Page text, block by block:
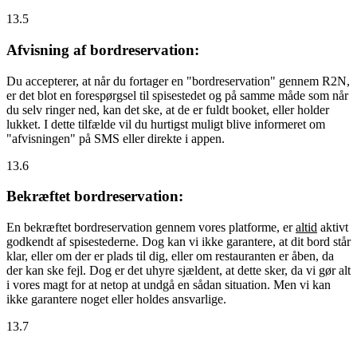
13.5
Afvisning af bordreservation:
Du accepterer, at når du fortager en "bordreservation" gennem R2N,
er det blot en forespørgsel til spisestedet og på samme måde som når
du selv ringer ned, kan det ske, at de er fuldt booket, eller holder
lukket. I dette tilfælde vil du hurtigst muligt blive informeret om
"afvisningen" på SMS eller direkte i appen.
13.6
Bekræftet bordreservation:
En bekræftet bordreservation gennem vores platforme, eraltid aktivt
godkendt af spisestederne. Dog kan vi ikke garantere, at dit bord står
klar, eller om der er plads til dig, eller om restauranten er åben, da
der kan ske fejl. Dog er det uhyre sjældent, at dette sker, da vi gør alt
i vores magt for at netop at undgå en sådan situation. Men vi kan
ikke garantere noget eller holdes ansvarlige.
13.7